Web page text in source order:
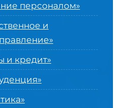
персоналом»
и
и кредит»